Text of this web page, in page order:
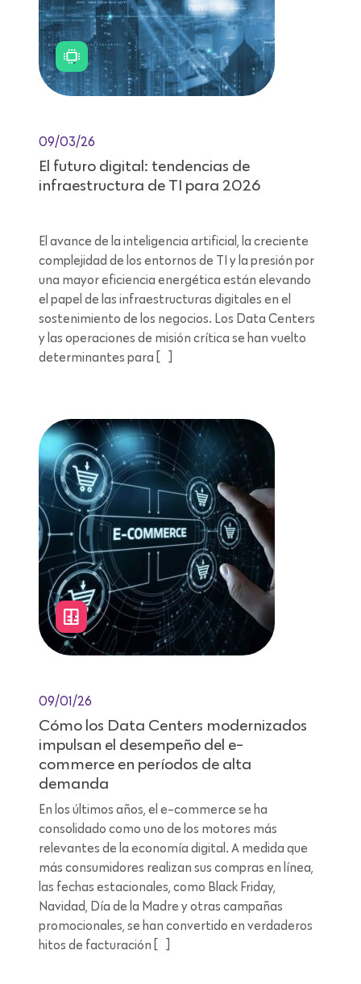
09/03/26
El futuro digital: tendencias de
infraestructura de TI para 2026
El avance de la inteligencia artificial, la creciente
complejidad de los entornos de TI y la presión por
una mayor eficiencia energética están elevando
el papel de las infraestructuras digitales en el
sostenimiento de los negocios. Los Data Centers
y las operaciones de misión crítica se han vuelto
determinantes para […]
09/01/26
Cómo los Data Centers modernizados
impulsan el desempeño del e-
commerce en períodos de alta
demanda
En los últimos años, el e-commerce se ha
consolidado como uno de los motores más
relevantes de la economía digital. A medida que
más consumidores realizan sus compras en línea,
las fechas estacionales, como Black Friday,
Navidad, Día de la Madre y otras campañas
promocionales, se han convertido en verdaderos
hitos de facturación […]